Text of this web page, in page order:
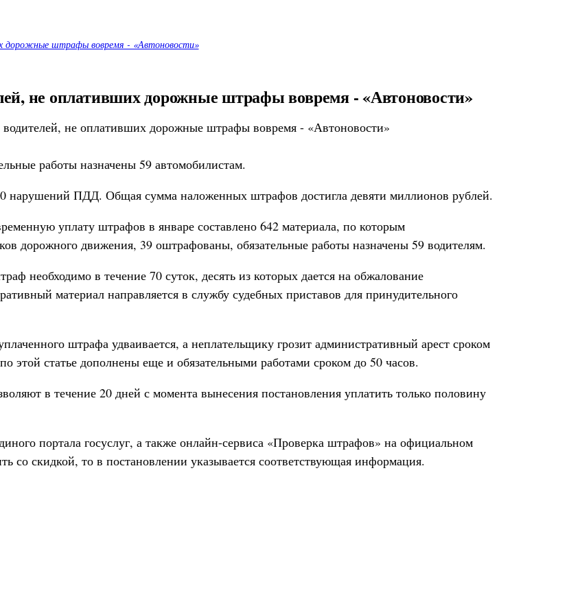
дорожные штрафы вовремя - «Автоновости»
не оплативших дорожные штрафы вовремя - «Автоновости»
работы назначены 59 автомобилистам.
нарушений ПДД. Общая сумма наложенных штрафов достигла девяти миллионов рублей.
уплату штрафов в январе составлено 642 материала, по которым
дорожного движения, 39 оштрафованы, обязательные работы назначены 59 водителям.
необходимо в течение 70 суток, десять из которых дается на обжалование
материал направляется в службу судебных приставов для принудительного
штрафа удваивается, а неплательщику грозит административный арест сроком
этой статье дополнены еще и обязательными работами сроком до 50 часов.
в течение 20 дней с момента вынесения постановления уплатить только половину
портала госуслуг, а также онлайн-сервиса «Проверка штрафов» на официальном
со скидкой, то в постановлении указывается соответствующая информация.